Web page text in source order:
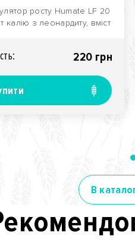
росту Humate LF 20
калію з леонардиту, вміст
220 грн
В